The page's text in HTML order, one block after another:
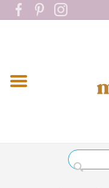
Home
Kleding